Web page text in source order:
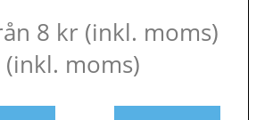
8 kr (inkl. moms)
(inkl. moms)